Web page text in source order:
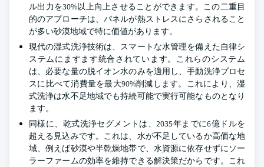
ル出力を30%以上向上させることができます。この二重目
的のアプローチは、パネルが熱ストレスにさらされること
が多い砂漠地域で特に価値があります。
現代の湿式洗浄技術は、スマートな水管理を備えた自律シ
ステムにますます統合されています。これらのシステム
は、必要な量の脱イオン水のみを適用し、手動洗浄プロセ
スに比べて消費量を最大90%削減します。これにより、湿
式洗浄は水不足地域でも持続可能で実行可能なものとなり
ます。
同様に、乾式洗浄セグメントは、2035年までに6億ドルを
超える見込みです。これは、水が不足しているか高価な地
域、例えば砂漠や半乾燥地帯で、水資源に依存せずにソー
ラーファームの効率を維持できる解決策だからです。これ